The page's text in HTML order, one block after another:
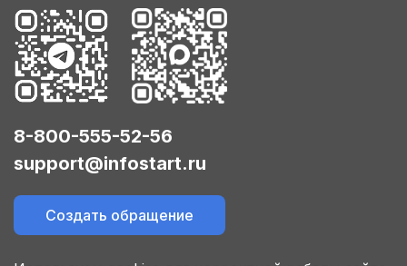
8-800-555-52-56
support@infostart.ru
Создать обращение